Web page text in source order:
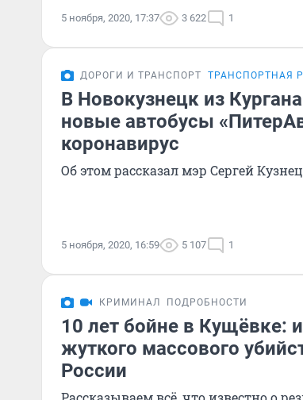
5 ноября, 2020, 17:37 3 622 1
ДОРОГИ И ТРАНСПОРТ ТРАНСПОРТНАЯ
В Новокузнецк из
новые автобусы
коронавирус
Об этом рассказал мэр Сергей
5 ноября, 2020, 16:59 5 107 1
КРИМИНАЛ ПОДРОБНОСТИ
10 лет бойне в Кущёвке:
жуткого массового
России